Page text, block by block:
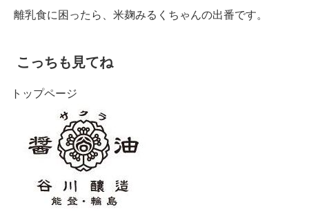
離乳食に困ったら、米麹みるくちゃんの出番です。
こっちも見てね
トップページ